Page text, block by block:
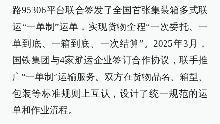
路95306平台联合签发了全国首张集装箱多式联
运“一单制”运单，实现货物全程“一次委托、一
单到底、一箱到底、一次结算”。2025年3月，
国铁集团与4家航运企业签订合作协议，联手推
广“一单制”运输服务。双方在货物品名、箱型、
包装等标准规则上互认，设计了统一规范的运
单和作业流程。